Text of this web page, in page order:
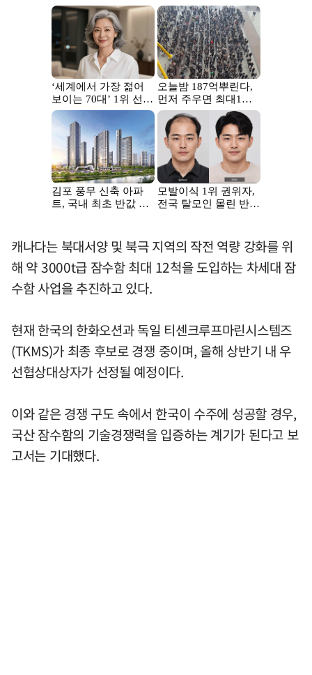
캐나다는 북대서양 및 북극 지역의 작전 역량 강화를 위
해 약 3000t급 잠수함 최대 12척을 도입하는 차세대 잠
수함 사업을 추진하고 있다.
현재 한국의 한화오션과 독일 티센크루프마린시스템즈
(TKMS)가 최종 후보로 경쟁 중이며, 올해 상반기 내 우
선협상대상자가 선정될 예정이다.
이와 같은 경쟁 구도 속에서 한국이 수주에 성공할 경우,
국산 잠수함의 기술경쟁력을 입증하는 계기가 된다고 보
고서는 기대했다.